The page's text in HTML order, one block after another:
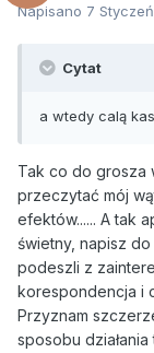
Napisano 7
Cytat
a wtedy calą
Tak co do grosza
przeczytać mój
efektów...... A tak
świetny, napisz
podeszli z
korespondencja i
Przyznam
sposobu